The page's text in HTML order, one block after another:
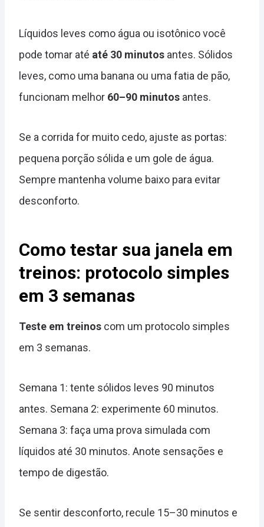
Líquidos leves como água ou isotônico você
pode tomar até até 30 minutos antes. Sólidos
leves, como uma banana ou uma fatia de pão,
funcionam melhor 60–90 minutos antes.
Se a corrida for muito cedo, ajuste as portas:
pequena porção sólida e um gole de água.
Sempre mantenha volume baixo para evitar
desconforto.
Como testar sua janela em
treinos: protocolo simples
em 3 semanas
Teste em treinos com um protocolo simples
em 3 semanas.
Semana 1: tente sólidos leves 90 minutos
antes. Semana 2: experimente 60 minutos.
Semana 3: faça uma prova simulada com
líquidos até 30 minutos. Anote sensações e
tempo de digestão.
Se sentir desconforto, recule 15–30 minutos e